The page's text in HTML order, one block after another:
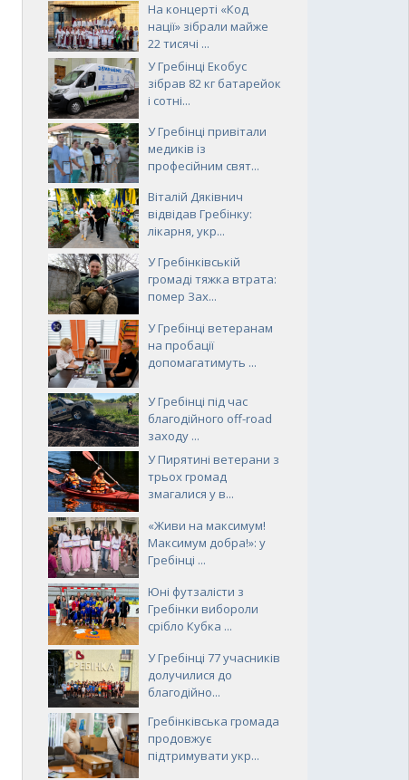
На концерті «Код
нації» зібрали майже
22 тисячі ...
У Гребінці Екобус
зібрав 82 кг батарейок
і сотні...
У Гребінці привітали
медиків із
професійним свят...
Віталій Дяківнич
відвідав Гребінку:
лікарня, укр...
У Гребінківській
громаді тяжка втрата:
помер Зах...
У Гребінці ветеранам
на пробації
допомагатимуть ...
У Гребінці під час
благодійного off-road
заходу ...
У Пирятині ветерани з
трьох громад
змагалися у в...
«Живи на максимум!
Максимум добра!»: у
Гребінці ...
Юні футзалісти з
Гребінки вибороли
срібло Кубка ...
У Гребінці 77 учасників
долучилися до
благодійно...
Гребінківська громада
продовжує
підтримувати укр...